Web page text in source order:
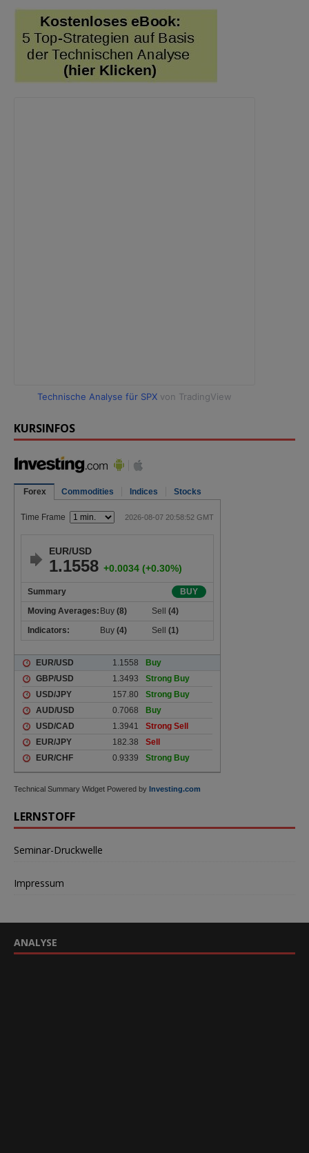
Technische Analyse für SPX von TradingView
KURSINFOS
Technical Summary Widget Powered by Investing.com
LERNSTOFF
Seminar-Druckwelle
Impressum
ANALYSE